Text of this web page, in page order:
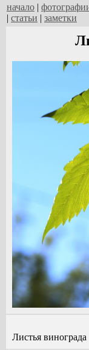
начало |
| статьи | заметки
Листья винограда